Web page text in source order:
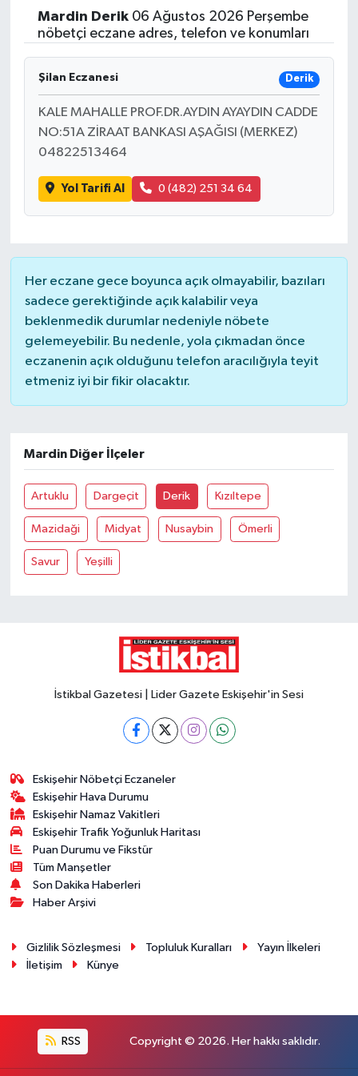
Mardin Derik06 Ağustos 2026 Perşembe
nöbetçi eczane adres, telefon ve konumları
Şilan Eczanesi Derik
KALE MAHALLE PROF.DR.AYDIN AYAYDIN CADDE
NO:51A ZİRAAT BANKASI AŞAĞISI (MERKEZ)
04822513464
Yol Tarifi Al 0 (482) 251 34 64
Her eczane gece boyunca açık olmayabilir, bazıları
sadece gerektiğinde açık kalabilir veya
beklenmedik durumlar nedeniyle nöbete
gelemeyebilir. Bu nedenle, yola çıkmadan önce
eczanenin açık olduğunu telefon aracılığıyla teyit
etmeniz iyi bir fikir olacaktır.
Mardin Diğer İlçeler
Artuklu Dargeçit Derik Kızıltepe
Mazidaği Midyat Nusaybin Ömerli
Savur Yeşilli
İstikbal Gazetesi | Lider Gazete Eskişehir'in Sesi
Eskişehir Nöbetçi Eczaneler
Eskişehir Hava Durumu
Eskişehir Namaz Vakitleri
Eskişehir Trafik Yoğunluk Haritası
Puan Durumu ve Fikstür
Tüm Manşetler
Son Dakika Haberleri
Haber Arşivi
Gizlilik Sözleşmesi Topluluk Kuralları
Yayın İlkeleri
İletişim
Künye
RSS Copyright © 2026. Her hakkı saklıdır.
Yaşam